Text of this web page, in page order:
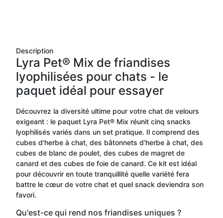
Description
Lyra Pet® Mix de friandises
lyophilisées pour chats - le
paquet idéal pour essayer
Découvrez la diversité ultime pour votre chat de velours
exigeant : le paquet Lyra Pet® Mix réunit cinq snacks
lyophilisés variés dans un set pratique. Il comprend des
cubes d'herbe à chat, des bâtonnets d'herbe à chat, des
cubes de blanc de poulet, des cubes de magret de
canard et des cubes de foie de canard. Ce kit est idéal
pour découvrir en toute tranquillité quelle variété fera
battre le cœur de votre chat et quel snack deviendra son
favori.
Qu'est-ce qui rend nos friandises uniques ?